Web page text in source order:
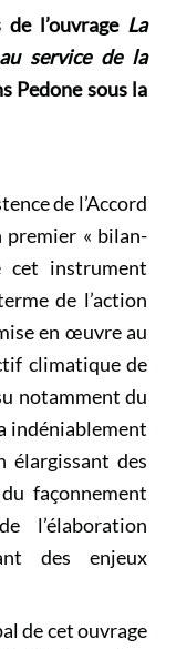
l’ouvrage La
service de la
Pedone sous la
de l’Accord
premier « bilan-
cet instrument
de l’action
en œuvre au
climatique de
notamment du
indéniablement
élargissant des
façonnement
l’élaboration
des enjeux
de cet ouvrage